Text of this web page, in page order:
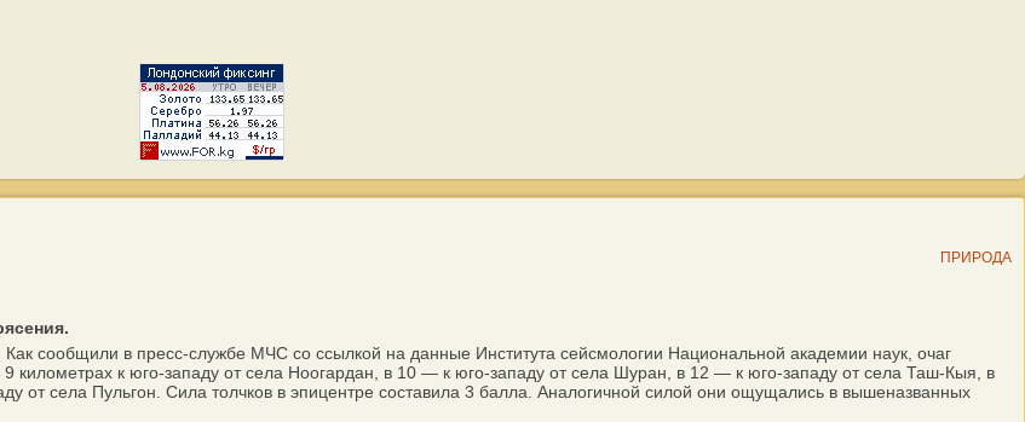
ПРИРОДА
сообщили в пресс-службе МЧС со ссылкой на данные Института сейсмологии Национальной академии наук, очаг
9 километрах к юго-западу от села Ноогардан, в 10 — к юго-западу от села Шуран, в 12 — к юго-западу от села Таш-Кыя, в
от села Пульгон. Сила толчков в эпицентре составила 3 балла. Аналогичной силой они ощущались в вышеназванных